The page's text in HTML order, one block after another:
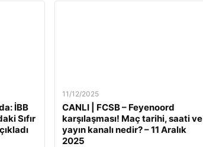
İBB
Sıfır
11/12/2025
CANLI | FCSB – Feyenoord
karşılaşması! Maç tarihi, saati ve
yayın kanalı nedir? – 11 Aralık
2025